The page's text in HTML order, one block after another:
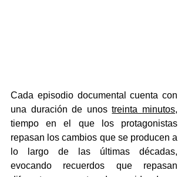
Cada episodio documental cuenta con
una duración de unos treinta minutos,
tiempo en el que los protagonistas
repasan los cambios que se producen a
lo largo de las últimas décadas,
evocando recuerdos que repasan